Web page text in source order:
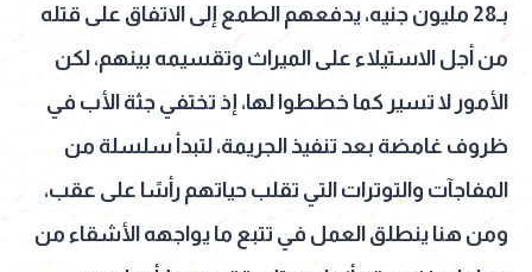
بـ28 مليون جنيه، يدفعهم الطمع إلى الاتفاق على قتله
من أجل الاستيلاء على الميراث وتقسيمه بينهم، لكن
الأمور لا تسير كما خططوا لها، إذ تختفي جثة الأب في
ظروف غامضة بعد تنفيذ الجريمة، لتبدأ سلسلة من
المفاجآت والتوترات التي تقلب حياتهم رأسًا على عقب،
ومن هنا ينطلق العمل في تتبع ما يواجهه الأشقاء من